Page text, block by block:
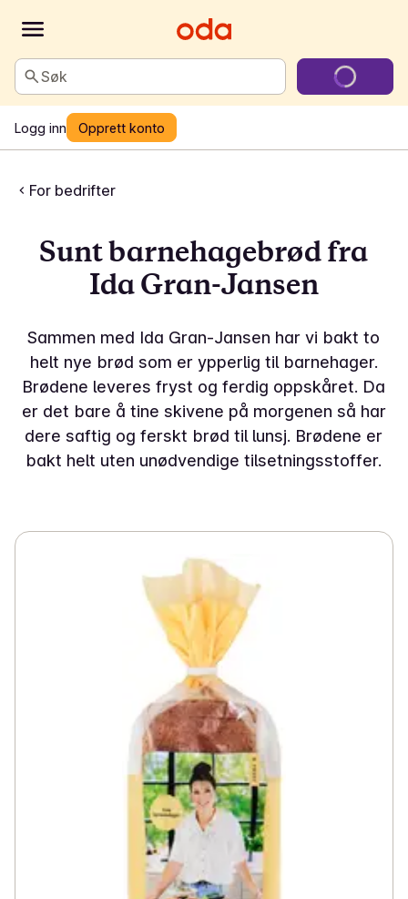
Søk
Logg inn Opprett konto
For bedrifter
Sunt barnehagebrød fra
Ida Gran-Jansen
Sammen med Ida Gran-Jansen har vi bakt to
helt nye brød som er ypperlig til barnehager.
Brødene leveres fryst og ferdig oppskåret. Da
er det bare å tine skivene på morgenen så har
dere saftig og ferskt brød til lunsj. Brødene er
bakt helt uten unødvendige tilsetningsstoffer.